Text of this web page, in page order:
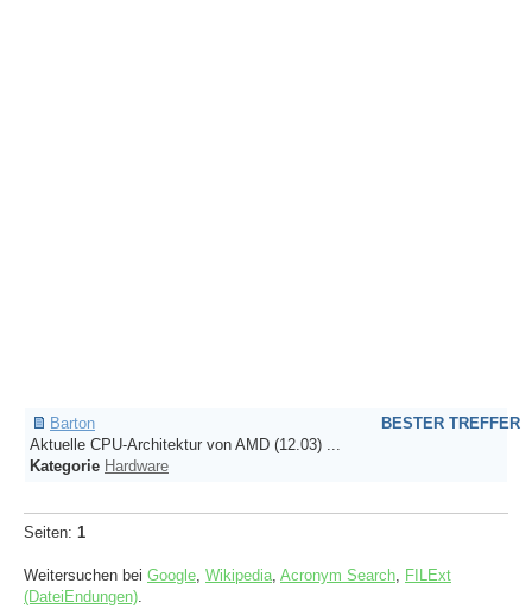
BESTER TREFFER
Barton
Aktuelle CPU-Architektur von AMD (12.03) ...
Kategorie Hardware
Seiten: 1
Weitersuchen bei Google Wikipedia Acronym Search FILExt
(DateiEndungen)